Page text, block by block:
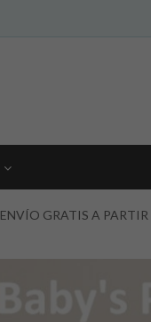
ENVÍO GRATIS A PARTIR